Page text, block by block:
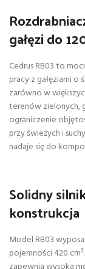
gałęzi do
Cedrus RB03 to
pracy z gałęziami o
zarówno w
terenów zielonych,
ograniczenie
przy świeżych i
nadaje się do
Solidny
konstrukcja
Model RB03
pojemności 420